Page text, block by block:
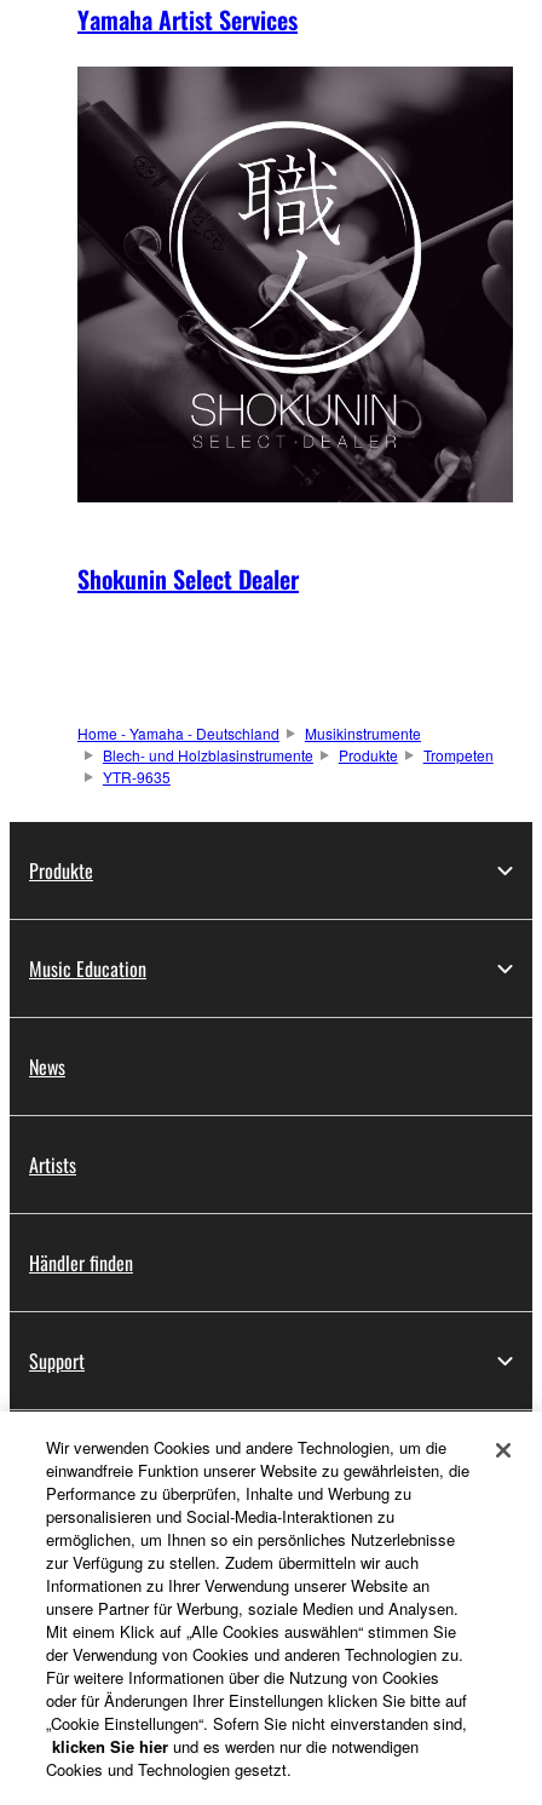
Yamaha Artist Services
Shokunin Select Dealer
Home - Yamaha - Deutschland
Musikinstrumente
Blech- und Holzblasinstrumente
Produkte
Trompeten
YTR-9635
Produkte
Music Education
News
Artists
Händler finden
Support
Registrierung von „Yamaha Music ID“
Über Yamaha
Deutschland - German
Business
Wir verwenden Cookies und andere Technologien, um die
einwandfreie Funktion unserer Website zu gewährleisten, die
Performance zu überprüfen, Inhalte und Werbung zu
personalisieren und Social-Media-Interaktionen zu
ermöglichen, um Ihnen so ein persönliches Nutzerlebnisse
zur Verfügung zu stellen. Zudem übermitteln wir auch
Informationen zu Ihrer Verwendung unserer Website an
unsere Partner für Werbung, soziale Medien und Analysen.
Mit einem Klick auf „Alle Cookies auswählen“ stimmen Sie
der Verwendung von Cookies und anderen Technologien zu.
Für weitere Informationen über die Nutzung von Cookies
oder für Änderungen Ihrer Einstellungen klicken Sie bitte auf
„Cookie Einstellungen“. Sofern Sie nicht einverstanden sind,
klicken Sie hier und es werden nur die notwendigen
Cookies und Technologien gesetzt.